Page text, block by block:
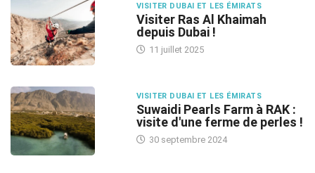
VISITER DUBAI ET LES ÉMIRATS
Visiter Ras Al Khaimah
depuis Dubai !
11 juillet 2025
VISITER DUBAI ET LES ÉMIRATS
Suwaidi Pearls Farm à RAK :
visite d'une ferme de perles !
30 septembre 2024